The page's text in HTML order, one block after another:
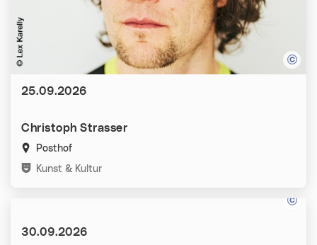
Christoph Strasser
Posthof
Kategorien:
Kunst & Kultur
Datum:
25.09.2026
Datum:
30.09.2026